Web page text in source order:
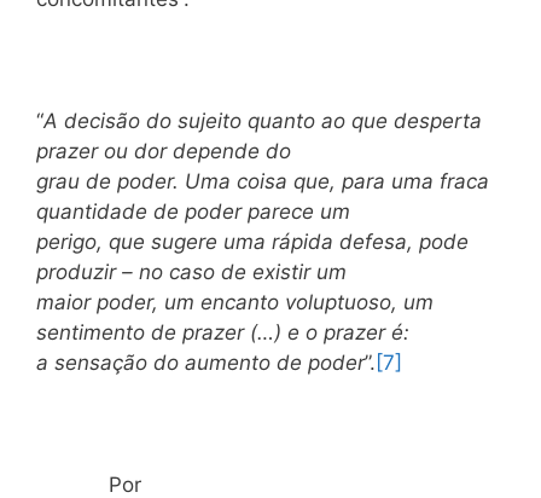
“A decisão do sujeito quanto ao que desperta
prazer ou dor depende do
grau de poder. Uma coisa que, para uma fraca
quantidade de poder parece um
perigo, que sugere uma rápida defesa, pode
produzir – no caso de existir um
maior poder, um encanto voluptuoso, um
sentimento de prazer (…) e o prazer é:
a sensação do aumento de poder”. [7]
Por